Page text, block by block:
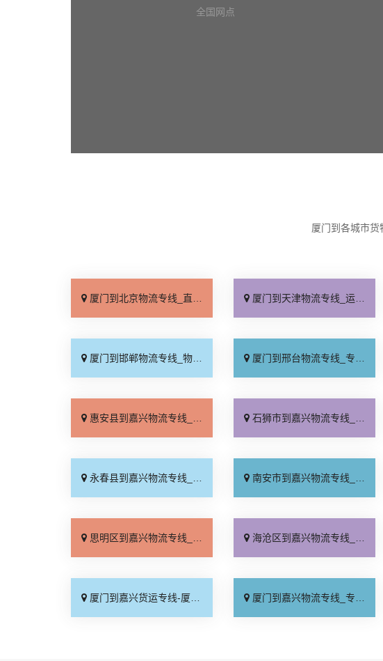
全国网点
厦门到各城市货
厦门到北京物流专线_直达不中转「送货到门」 厦门到天津物流专线_运保时效「高效快运」
厦门到邯郸物流专线_物流拼车「全境配送」 厦门到邢台物流专线_专业靠谱「上门提货」
惠安县到嘉兴物流专线_收费介绍「物流拼车」 石狮市到嘉兴物流专线_专业靠谱「每日发车」
永春县到嘉兴物流专线_直通专线「实时反馈」 南安市到嘉兴物流专线_直达到站「费用多少」
思明区到嘉兴物流专线_收费介绍「定点发车」 海沧区到嘉兴物流专线_天天发车「多久能到」
厦门到嘉兴货运专线-厦门到嘉兴物流公司_一站式托运「运保时效」 厦门到嘉兴物流专线_专线查询「高速快运」